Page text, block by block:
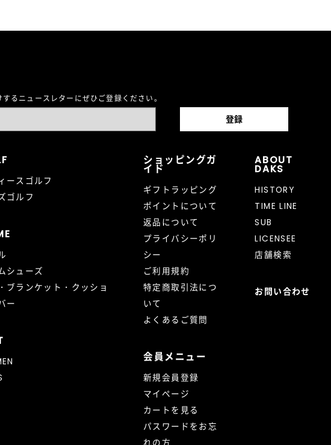
るニュースレターにぜひご登録ください。
ースゴルフ
ゴルフ
シューズ
ブランケット・クッショ
ー
ショッピングガ
イド
ギフトラッピング
ポイントについて
返品について
プライバシーポリ
シー
ご利用規約
特定商取引法につ
いて
よくあるご質問
会員メニュー
新規会員登録
マイページ
カートを見る
パスワードをお忘
ABOUT
DAKS
HISTORY
TIME LINE
SUB
LICENSEE
店舗検索
お問い合わせ